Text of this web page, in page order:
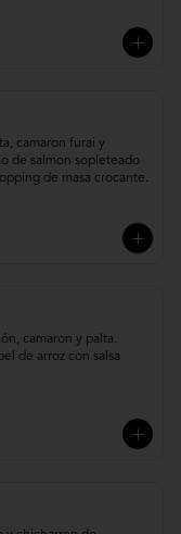
camaron furai y
de salmon sopleteado
de masa crocante.
camaron y palta.
de arroz con salsa